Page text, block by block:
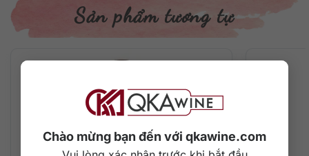
Chào mừng bạn đến với qkawine.com
Thông tin chi tiết về rượu
• Vùng làm vang: Frankland River, Tây Úc
• Phân loại rượu: Rượu vang trắng khô hữu cơ
• Giống nho: Riesling 100%
• Nồng độ: 13.5%
• Dung tích: 750 ml
Sản phẩm tương tự